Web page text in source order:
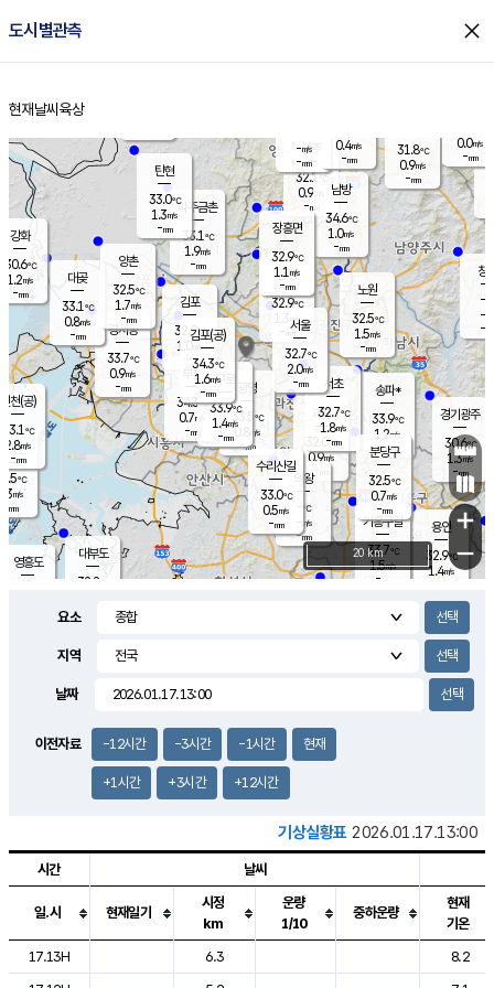
도시별관측 close
홈
현재날씨 육상
의도
℃
m/s
mm
영흥도
양주
32.1℃
0.9
-mm
과천
32.0℃
0.9m/s
- mm
용인
32.9℃
1.4m/s
경기광주
30.6℃
1.3m/s
-mm
2.0m/s
대부도
32.2
경서동
33.7℃
0.9m/s
-mm
파주금촌
33.1℃
1.9m/s
-mm
31.8℃
0.9m/s
-mm
대곶
33.1℃
0.8m/s
-mm
창
-
-m/
-
탄현
33.0℃
1.3m/s
-mm
0.0m/s
-mm
의왕
- ℃
-m/s
-mm
김포
32.9℃
1.0 m/s
mm
광명
33.5 ℃
0.8 m/s
-mm
부천
34.3℃
0.7m/s
-mm
양촌
32.5℃
1.7m/s
-mm
구로
33.9℃
1.4m/s
-mm
은평
32.9℃
1.3 m/s
- mm
노원
32.5℃
1.5m/s
-mm
송파*
33.9℃
1.2m/s
-mm
서초
32.7℃
1.8m/s
-mm
남방
34.6℃
1.0m/s
-mm
기흥구갈
33.7℃
1.5m/s
-
수리산길
33.0℃
0.5m/s
-mm
분당구
32.5℃
0.7m/s
-mm
장흥면
32.9℃
1.1 m/s
-mm
-m/s
-mm
강화
30.6℃
1.2m/s
-mm
인천(공)
33.1℃
2.8m/s
-mm
김포(공)
34.3℃
1.6m/s
-mm
서울
32.7℃
2.0m/s
-mm
0.4m/s
-mm
+
−
20 km
요소
지역
날짜
이전자료 -12시간 -3시간 -1시간 현재
+1시간 +3시간 +12시간
기상실황표 2026.01.17.13:00
도시별 기상실황표로 지점, 날씨, 기온, 강수, 바람, 기압등을 안내한 표입
시간 날씨
일.시 현재일기
시정
km
운량
1/10
중하운량
현재
기온
17.13H
6.3
8.2